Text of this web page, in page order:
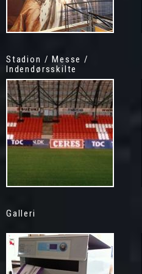
Stadion / Messe /
Indendørsskilte
Galleri